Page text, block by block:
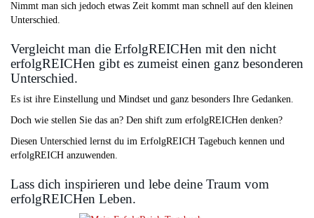
Nimmt man sich jedoch etwas Zeit kommt man schnell auf den kleinen
Unterschied.
Vergleicht man die ErfolgREICHen mit den nicht
erfolgREICHen gibt es zumeist einen ganz besonderen
Unterschied.
Es ist ihre Einstellung und Mindset und ganz besonders Ihre Gedanken.
Doch wie stellen Sie das an? Den shift zum erfolgREICHen denken?
Diesen Unterschied lernst du im ErfolgREICH Tagebuch kennen und
erfolgREICH anzuwenden.
Lass dich inspirieren und lebe deine Traum vom
erfolgREICHen Leben.